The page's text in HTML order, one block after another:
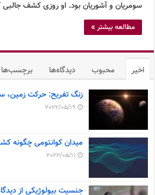
سومریان و آشوریان بود. او روزی کشف
مطالعه بیشتر »
اخیر محبوب دیدگاه‌ها برچسب‌ها
زنگ تفریح: حرکت زمین،
2022/05/19
میدان کوانتومی چگونه
2022/05/11
جنسیت بیولوژیکی از